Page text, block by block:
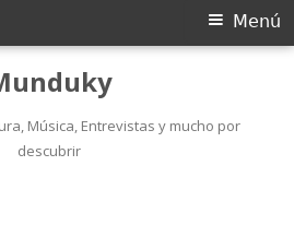
Música, Entrevistas y mucho por
descubrir
Menú